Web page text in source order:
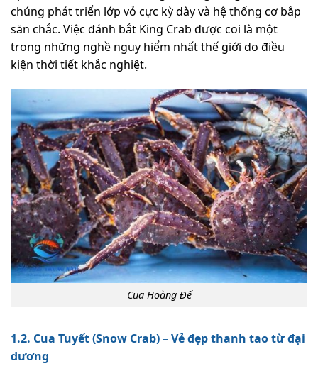
chúng phát triển lớp vỏ cực kỳ dày và hệ thống cơ bắp
săn chắc. Việc đánh bắt King Crab được coi là một
trong những nghề nguy hiểm nhất thế giới do điều
kiện thời tiết khắc nghiệt.
Cua Hoàng Đế
1.2. Cua Tuyết (Snow Crab) – Vẻ đẹp thanh tao từ đại
dương